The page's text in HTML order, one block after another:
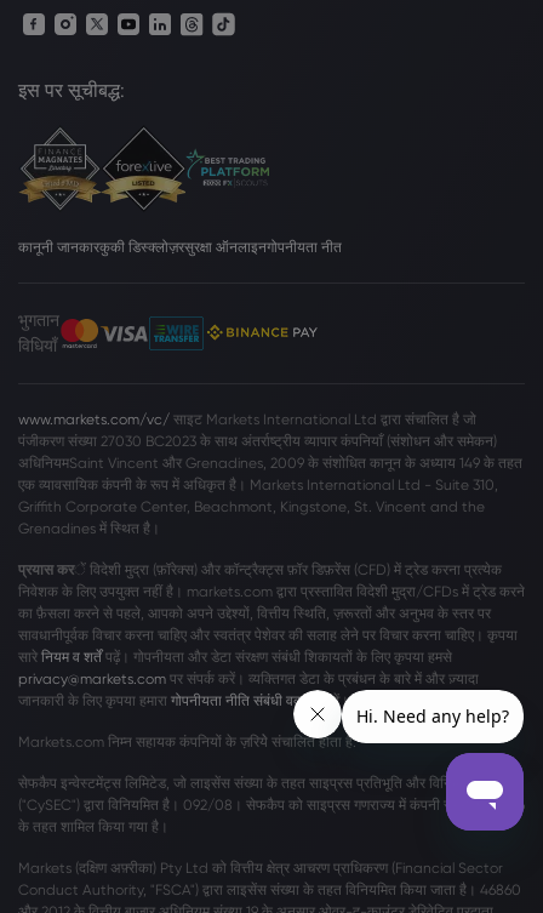
इस पर सूचीबद्ध:
कानूनी जानकारकुकी डिस्क्लोज़रसुरक्षा ऑनलाइनगोपनीयता नीत
भुगतान
विधियाँ
www.markets.com/vc/ साइट Markets International Ltd द्वारा संचालित है जो
पंजीकरण संख्या 27030 BC2023 के साथ अंतर्राष्ट्रीय व्यापार कंपनियाँ (संशोधन और समेकन)
अधिनियमSaint Vincent और Grenadines, 2009 के संशोधित कानून के अध्याय 149 के तहत
एक व्यावसायिक कंपनी के रूप में अधिकृत है। Markets International Ltd - Suite 310,
Griffith Corporate Center, Beachmont, Kingstone, St. Vincent and the
Grenadines में स्थित है।
प्रयास करें विदेशी मुद्रा (फ़ॉरेक्स) और कॉन्ट्रैक्ट्स फ़ॉर डिफ़रेंस (CFD) में ट्रेड करना प्रत्येक
निवेशक के लिए उपयुक्त नहीं है। markets.com द्वारा प्रस्तावित विदेशी मुद्रा/CFDs में ट्रेड करने
का फ़ैसला करने से पहले, आपको अपने उद्देश्यों, वित्तीय स्थिति, ज़रूरतों और अनुभव के स्तर पर
सावधानीपूर्वक विचार करना चाहिए और स्वतंत्र पेशेवर की सलाह लेने पर विचार करना चाहिए। कृपया
सारे नियम व शर्तेंपढ़ें। गोपनीयता और डेटा संरक्षण संबंधी शिकायतों के लिए कृपया हमसे
privacy@markets.com पर संपर्क करें। व्यक्तिगत डेटा के प्रबंधन के बारे में और ज़्यादा
जानकारी के लिए कृपया हमारा गोपनीयता नीति संबंधी वक्तव्य पढ़ें।
Markets.com निम्न सहायक कंपनियों के ज़रियेे संचालित होता है:
सेफकैप इन्वेस्टमेंट्स लिमिटेड, जो लाइसेंस संख्या के तहत साइप्रस प्रतिभूति और विनिमय आयोग
("CySEC") द्वारा विनियमित है। 092/08। सेफकैप को साइप्रस गणराज्य में कंपनी संख्या η186196
के तहत शामिल किया गया है।
Markets (दक्षिण अफ़्रीका) Pty Ltd को वित्तीय क्षेत्र आचरण प्राधिकरण (Financial Sector
Conduct Authority, "FSCA") द्वारा लाइसेंस संख्या के तहत विनियमित किया जाता है। 46860